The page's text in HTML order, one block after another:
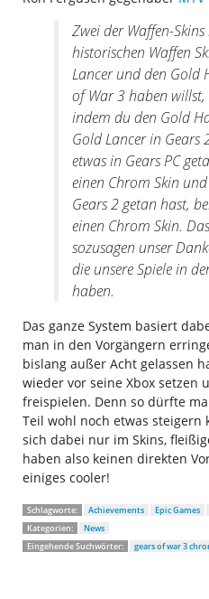
Zwei der Waffen-
historischen Waffen
Lancer und den Gold
of War 3 haben willst,
indem du den Gold
Gold Lancer in Gears
etwas in Gears PC
einen Chrom Skin
Gears 2 getan hast,
einen Chrom Skin.
sozusagen unser
die unsere Spiele in
haben.
Das ganze System basiert
man in den Vorgängern
bislang außer Acht gelassen
wieder vor seine Xbox setzen
freispielen. Denn so dürfte
Teil wohl noch etwas steigern
sich dabei nur im Skins,
haben also keinen direkten
einiges cooler!
Schlagworte: Achievements Epic Games
Kategorien:
News
Eingehende Suchwörter:
gears of war 3